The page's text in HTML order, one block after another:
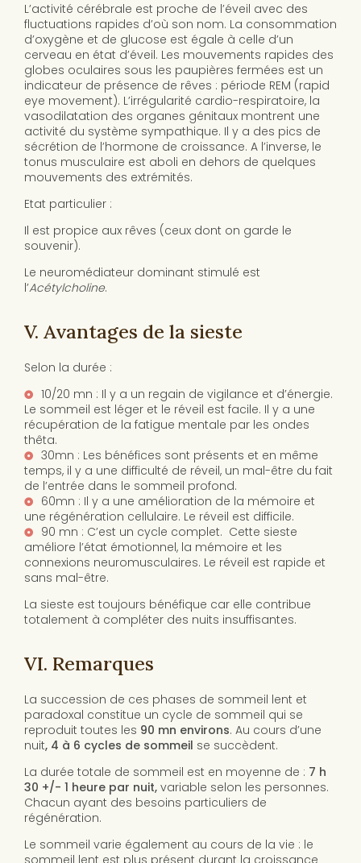
L’activité cérébrale est proche de l’éveil avec des
fluctuations rapides d’où son nom. La consommation
d’oxygène et de glucose est égale à celle d’un
cerveau en état d’éveil. Les mouvements rapides des
globes oculaires sous les paupières fermées est un
indicateur de présence de rêves : période REM (rapid
eye movement). L’irrégularité cardio-respiratoire, la
vasodilatation des organes génitaux montrent une
activité du système sympathique. Il y a des pics de
sécrétion de l’hormone de croissance. A l’inverse, le
tonus musculaire est aboli en dehors de quelques
mouvements des extrémités.
Etat particulier :
Il est propice aux rêves (ceux dont on garde le
souvenir).
Le neuromédiateur dominant stimulé est
l’Acétylcholine.
V. Avantages de la sieste
Selon la durée :
10/20 mn : Il y a un regain de vigilance et d’énergie.
Le sommeil est léger et le réveil est facile. Il y a une
récupération de la fatigue mentale par les ondes
thêta.
30mn : Les bénéfices sont présents et en même
temps, il y a une difficulté de réveil, un mal-être du fait
de l’entrée dans le sommeil profond.
60mn : Il y a une amélioration de la mémoire et
une régénération cellulaire. Le réveil est difficile.
90 mn : C’est un cycle complet. Cette sieste
améliore l’état émotionnel, la mémoire et les
connexions neuromusculaires. Le réveil est rapide et
sans mal-être.
La sieste est toujours bénéfique car elle contribue
totalement à compléter des nuits insuffisantes.
VI. Remarques
La succession de ces phases de sommeil lent et
paradoxal constitue un cycle de sommeil qui se
reproduit toutes les 90 mn environs. Au cours d’une
nuit, 4 à 6 cycles de sommeil se succèdent.
La durée totale de sommeil est en moyenne de : 7 h
30 +/- 1 heure par nuit, variable selon les personnes.
Chacun ayant des besoins particuliers de
régénération.
Le sommeil varie également au cours de la vie : le